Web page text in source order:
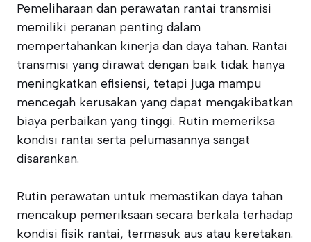
Pemeliharaan dan perawatan rantai transmisi
memiliki peranan penting dalam
mempertahankan kinerja dan daya tahan. Rantai
transmisi yang dirawat dengan baik tidak hanya
meningkatkan efisiensi, tetapi juga mampu
mencegah kerusakan yang dapat mengakibatkan
biaya perbaikan yang tinggi. Rutin memeriksa
kondisi rantai serta pelumasannya sangat
disarankan.
Rutin perawatan untuk memastikan daya tahan
mencakup pemeriksaan secara berkala terhadap
kondisi fisik rantai, termasuk aus atau keretakan.